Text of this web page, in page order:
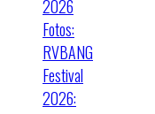
2026
Fotos:
RVBANG
Festival
2026: